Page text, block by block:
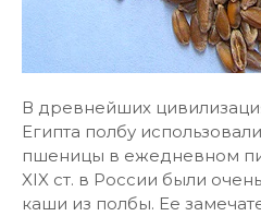
В древнейших
Египта полбу
пшеницы в ежедневном
XIX ст. в России были
каши из полбы. Ее